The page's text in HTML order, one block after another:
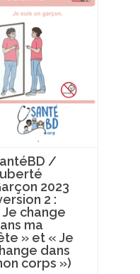
/
2023
2 :
Je change
ma
» et « Je
dans
corps »)